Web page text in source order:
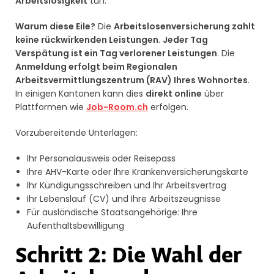
Warum diese Eile? Die Arbeitslosenversicherung zahlt
keine rückwirkenden Leistungen. Jeder Tag
Verspätung ist ein Tag verlorener Leistungen. Die
Anmeldung erfolgt beim Regionalen
Arbeitsvermittlungszentrum (RAV) Ihres Wohnortes.
In einigen Kantonen kann dies direkt online über
Plattformen wie Job-Room.ch erfolgen.
Vorzubereitende Unterlagen:
Ihr Personalausweis oder Reisepass
Ihre AHV-Karte oder Ihre Krankenversicherungskarte
Ihr Kündigungsschreiben und Ihr Arbeitsvertrag
Ihr Lebenslauf (CV) und Ihre Arbeitszeugnisse
Für ausländische Staatsangehörige: Ihre
Aufenthaltsbewilligung
Schritt 2: Die Wahl der